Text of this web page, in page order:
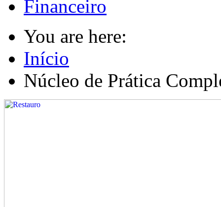
Financeiro
You are here:
Início
Núcleo de Prática